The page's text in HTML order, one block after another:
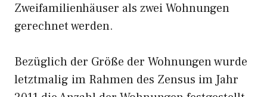
Zweifamilienhäuser als zwei Wohnungen
gerechnet werden.
Bezüglich der Größe der Wohnungen wurde
letztmalig im Rahmen des Zensus im Jahr